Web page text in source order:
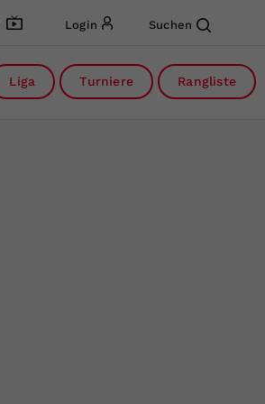
Login Suchen
Liga Turniere Rangliste